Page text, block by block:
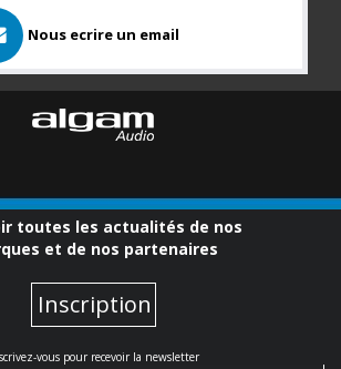
Nous ecrire un email
toutes les actualités de nos
et de nos partenaires
Inscription
vous pour recevoir la newsletter